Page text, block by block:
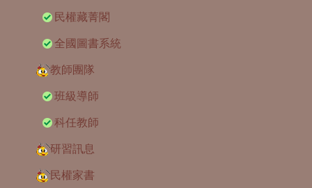
民權藏菁閣
全國圖書系統
教師團隊
班級導師
科任教師
研習訊息
民權家書